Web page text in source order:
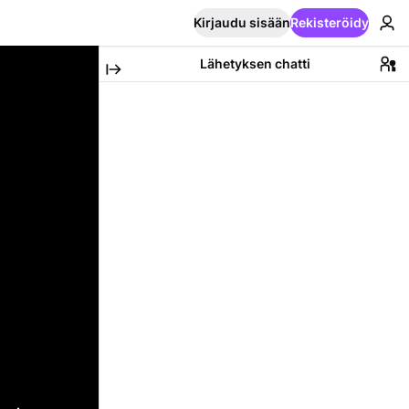
Kirjaudu sisäänRekisteröidy
Lähetyksen chatti